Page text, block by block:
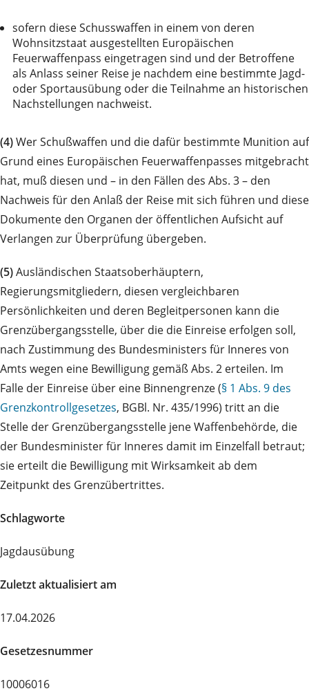
sofern diese Schusswaffen in einem von deren
Wohnsitzstaat ausgestellten Europäischen
Feuerwaffenpass eingetragen sind und der Betroffene
als Anlass seiner Reise je nachdem eine bestimmte Jagd-
oder Sportausübung oder die Teilnahme an historischen
Nachstellungen nachweist.
(4)Wer Schußwaffen und die dafür bestimmte Munition auf
Grund eines Europäischen Feuerwaffenpasses mitgebracht
hat, muß diesen und – in den Fällen des Abs. 3 – den
Nachweis für den Anlaß der Reise mit sich führen und diese
Dokumente den Organen der öffentlichen Aufsicht auf
Verlangen zur Überprüfung übergeben.
(5)Ausländischen Staatsoberhäuptern,
Regierungsmitgliedern, diesen vergleichbaren
Persönlichkeiten und deren Begleitpersonen kann die
Grenzübergangsstelle, über die die Einreise erfolgen soll,
nach Zustimmung des Bundesministers für Inneres von
Amts wegen eine Bewilligung gemäß Abs. 2 erteilen. Im
Falle der Einreise über eine Binnengrenze (§ 1 Abs. 9 des
Grenzkontrollgesetzes, BGBl. Nr. 435/1996) tritt an die
Stelle der Grenzübergangsstelle jene Waffenbehörde, die
der Bundesminister für Inneres damit im Einzelfall betraut;
sie erteilt die Bewilligung mit Wirksamkeit ab dem
Zeitpunkt des Grenzübertrittes.
Schlagworte
Jagdausübung
Zuletzt aktualisiert am
17.04.2026
Gesetzesnummer
10006016